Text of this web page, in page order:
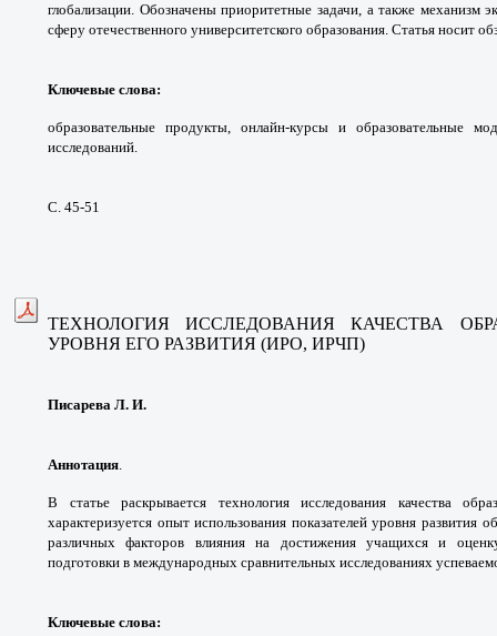
глобализации. Обозначеныприоритетные задачи, а также механизм
сферу отечественного университетского образования. Статья носит
Ключевые слова:
образовательные продукты, онлайн-курсы и образовательные
исследований.
С. 45-51
ТЕХНОЛОГИЯ ИССЛЕДОВАНИЯ КАЧЕСТВА
УРОВНЯ ЕГО РАЗВИТИЯ (ИРО, ИРЧП)
Писарева Л. И.
Аннотация.
В статье раскрывается технология исследования качества
характеризуется опыт использования показателей уровня развития
различных факторов влияния на достижения учащихся и
подготовки в международных сравнительных исследованиях
Ключевые слова: